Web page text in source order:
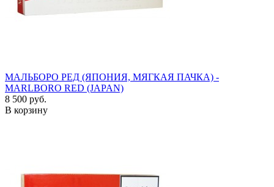
МАЛЬБОРО РЕД (ЯПОНИЯ, МЯГКАЯ ПАЧКА) -
MARLBORO RED (JAPAN)
8 500 руб.
В корзину